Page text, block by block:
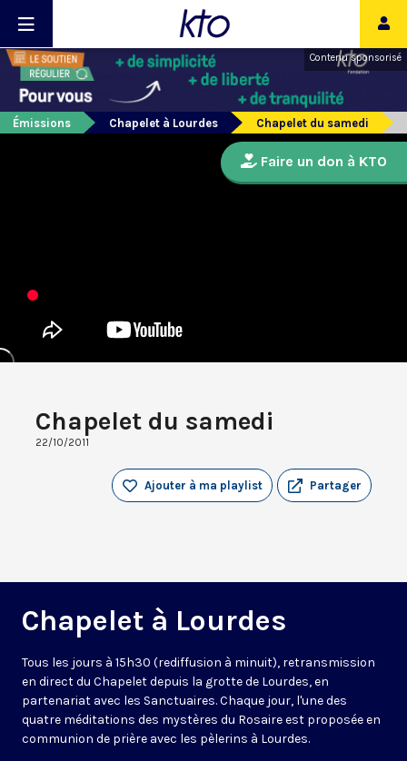
Contenu sponsorisé
Émissions Chapelet à Lourdes Chapelet du samedi
Chapelet du samedi
22/10/2011
Partager
Ajouter à ma playlist
Chapelet à Lourdes
Tous les jours à 15h30 (rediffusion à minuit), retransmission
en direct du Chapelet depuis la grotte de Lourdes, en
partenariat avec les Sanctuaires. Chaque jour, l'une des
quatre méditations des mystères du Rosaire est proposée en
communion de prière avec les pèlerins à Lourdes.
Faire un don à KTO